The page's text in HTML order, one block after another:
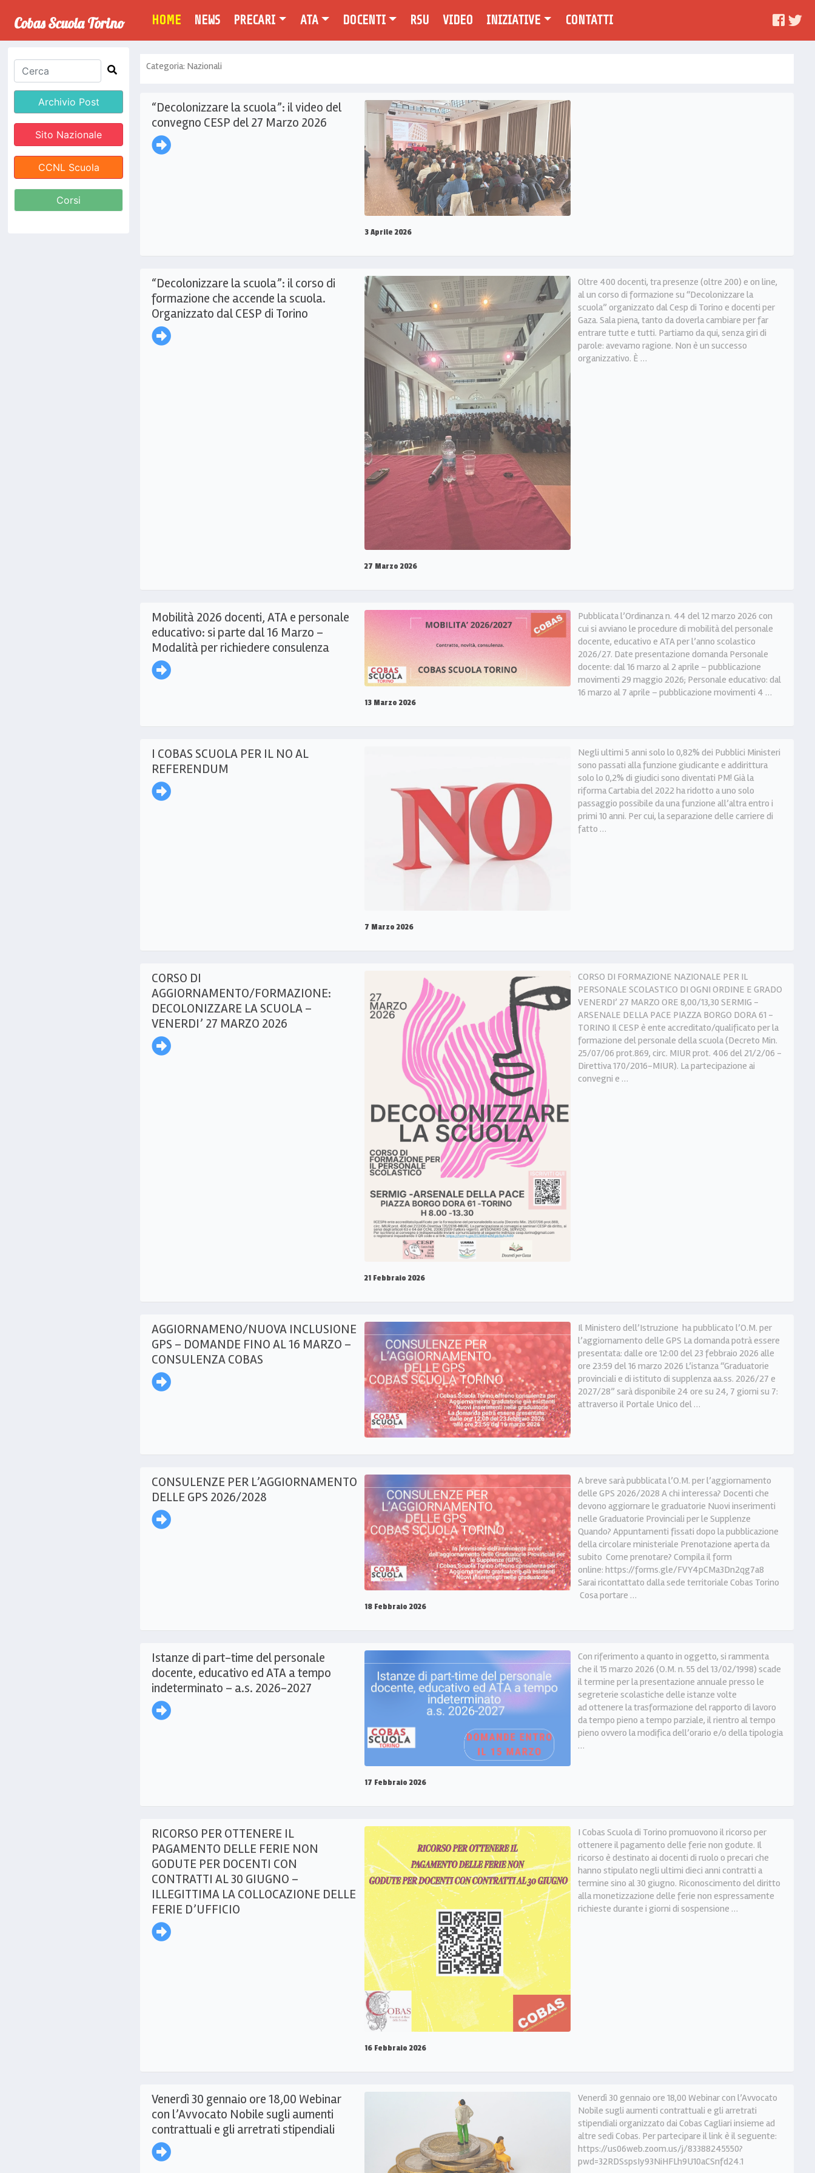
Cobas Scuola Torino HOME(CURRENT)
NEWS PRECARI ATA DOCENTI RSU VIDEO INIZIATIVE CONTATTI
Archivio Post
Sito Nazionale
CCNL Scuola
Corsi
Categoria: Nazionali
“Decolonizzare la scuola”: il video del
convegno CESP del 27 Marzo 2026
3 Aprile 2026
“Decolonizzare la scuola”: il corso di
formazione che accende la scuola.
Organizzato dal CESP di Torino
27 Marzo 2026
Oltre 400 docenti, tra presenze (oltre 200) e on line,
al un corso di formazione su “Decolonizzare la
scuola” organizzato dal Cesp di Torino e docenti per
Gaza. Sala piena, tanto da doverla cambiare per far
entrare tutte e tutti. Partiamo da qui, senza giri di
parole: avevamo ragione. Non è un successo
organizzativo. È …
Mobilità 2026 docenti, ATA e personale
educativo: si parte dal 16 Marzo –
Modalità per richiedere consulenza
13 Marzo 2026
Pubblicata l’Ordinanza n. 44 del 12 marzo 2026 con
cui si avviano le procedure di mobilità del personale
docente, educativo e ATA per l’anno scolastico
2026/27. Date presentazione domanda Personale
docente: dal 16 marzo al 2 aprile – pubblicazione
movimenti 29 maggio 2026; Personale educativo: dal
16 marzo al 7 aprile – pubblicazione movimenti 4 …
I COBAS SCUOLA PER IL NO AL
REFERENDUM
7 Marzo 2026
Negli ultimi 5 anni solo lo 0,82% dei Pubblici Ministeri
sono passati alla funzione giudicante e addirittura
solo lo 0,2% di giudici sono diventati PM! Già la
riforma Cartabia del 2022 ha ridotto a uno solo
passaggio possibile da una funzione all’altra entro i
primi 10 anni. Per cui, la separazione delle carriere di
fatto …
CORSO DI
AGGIORNAMENTO/FORMAZIONE:
DECOLONIZZARE LA SCUOLA –
VENERDI’ 27 MARZO 2026
21 Febbraio 2026
CORSO DI FORMAZIONE NAZIONALE PER IL
PERSONALE SCOLASTICO DI OGNI ORDINE E GRADO
VENERDI’ 27 MARZO ORE 8,00/13,30 SERMIG -
ARSENALE DELLA PACE PIAZZA BORGO DORA 61 -
TORINO Il CESP è ente accreditato/qualificato per la
formazione del personale della scuola (Decreto Min.
25/07/06 prot.869, circ. MIUR prot. 406 del 21/2/06 -
Direttiva 170/2016-MIUR). La partecipazione ai
convegni e …
AGGIORNAMENO/NUOVA INCLUSIONE
GPS – DOMANDE FINO AL 16 MARZO –
CONSULENZA COBAS
Il Ministero dell’Istruzione ha pubblicato l’O.M. per
l’aggiornamento delle GPS La domanda potrà essere
presentata: dalle ore 12:00 del 23 febbraio 2026 alle
ore 23:59 del 16 marzo 2026 L’istanza “Graduatorie
provinciali e di istituto di supplenza aa.ss. 2026/27 e
2027/28” sarà disponibile 24 ore su 24, 7 giorni su 7:
attraverso il Portale Unico del …
CONSULENZE PER L’AGGIORNAMENTO
DELLE GPS 2026/2028
18 Febbraio 2026
A breve sarà pubblicata l’O.M. per l’aggiornamento
delle GPS 2026/2028 A chi interessa? Docenti che
devono aggiornare le graduatorie Nuovi inserimenti
nelle Graduatorie Provinciali per le Supplenze
Quando? Appuntamenti fissati dopo la pubblicazione
della circolare ministeriale Prenotazione aperta da
subito Come prenotare? Compila il form
online: https://forms.gle/FVY4pCMa3Dn2qg7a8
Sarai ricontattato dalla sede territoriale Cobas Torino
Cosa portare …
Istanze di part-time del personale
docente, educativo ed ATA a tempo
indeterminato – a.s. 2026-2027
17 Febbraio 2026
Con riferimento a quanto in oggetto, si rammenta
che il 15 marzo 2026 (O.M. n. 55 del 13/02/1998) scade
il termine per la presentazione annuale presso le
segreterie scolastiche delle istanze volte
ad ottenere la trasformazione del rapporto di lavoro
da tempo pieno a tempo parziale, il rientro al tempo
pieno ovvero la modifica dell’orario e/o della tipologia
…
RICORSO PER OTTENERE IL
PAGAMENTO DELLE FERIE NON
GODUTE PER DOCENTI CON
CONTRATTI AL 30 GIUGNO –
ILLEGITTIMA LA COLLOCAZIONE DELLE
FERIE D’UFFICIO
16 Febbraio 2026
I Cobas Scuola di Torino promuovono il ricorso per
ottenere il pagamento delle ferie non godute. Il
ricorso è destinato ai docenti di ruolo o precari che
hanno stipulato negli ultimi dieci anni contratti a
termine sino al 30 giugno. Riconoscimento del diritto
alla monetizzazione delle ferie non espressamente
richieste durante i giorni di sospensione …
Venerdì 30 gennaio ore 18,00 Webinar
con l’Avvocato Nobile sugli aumenti
contrattuali e gli arretrati stipendiali
Venerdì 30 gennaio ore 18,00 Webinar con l’Avvocato
Nobile sugli aumenti contrattuali e gli arretrati
stipendiali organizzato dai Cobas Cagliari insieme ad
altre sedi Cobas. Per partecipare il link è il seguente:
https://us06web.zoom.us/j/83388245550?
pwd=32RDSspsIy93NiHFLh9U10aCSnfd24.1